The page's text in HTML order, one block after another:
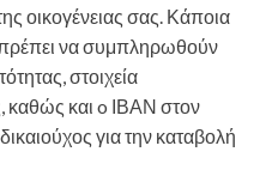
οικογένειας σας. Κάποια
να συμπληρωθούν
στοιχεία
καθώς και o ΙΒΑΝ στον
για την καταβολή